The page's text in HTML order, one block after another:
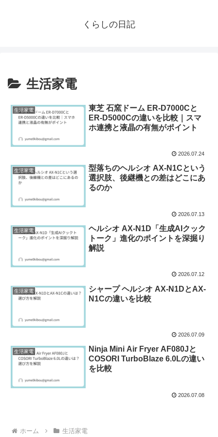
くらしの日記
生活家電
生活家電
東芝 石窯ドーム ER-D7000Cと
ER-D5000Cの違いを比較｜スマ
ホ連携と液晶の有無がポイント
2026.07.24
生活家電
型落ちのヘルシオ AX-N1Cという
選択肢、後継機との差はどこにあ
るのか
2026.07.13
生活家電
ヘルシオ AX-N1D「生成AIクック
トーク」進化のポイントを深掘り
解説
2026.07.12
生活家電
シャープ ヘルシオ AX-N1DとAX-
N1Cの違いを比較
2026.07.09
生活家電
Ninja Mini Air Fryer AF080Jと
COSORI TurboBlaze 6.0Lの違い
を比較
2026.07.08
ホーム 生活家電